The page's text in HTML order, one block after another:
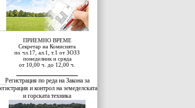
ПРИЕМНО ВРЕМЕ
Секретар на Комисията
по чл.17, ал.1, т.1 от ЗОЗЗ
понеделник и сряда
от 10,00 ч. до 12,00 ч.
Регистрация по реда на Закона за
и контрол на земеделската
и горската техника